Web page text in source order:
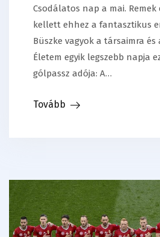
Csodálatos nap a mai.
kellett ehhez a fantasztikus
Büszke vagyok a társaimra és
Életem egyik legszebb napja
gólpassz adója: A…
Tovább